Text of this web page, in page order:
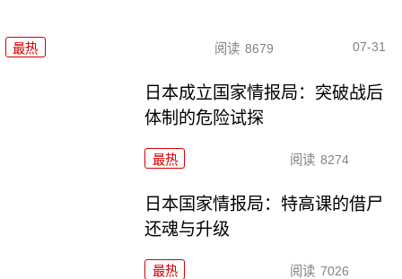
最热 阅读 8679 07-31
日本成立国家情报局：突破战后
体制的危险试探
最热 阅读 8274
日本国家情报局：特高课的借尸
还魂与升级
最热 阅读 7026